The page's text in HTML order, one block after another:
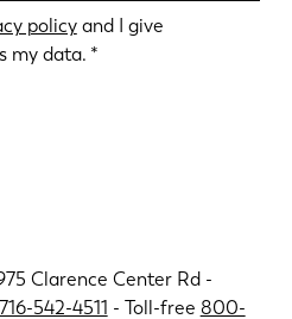
Clarence Center Rd -
716-542-4511 - Toll-free 800-
policyand I give
my data.